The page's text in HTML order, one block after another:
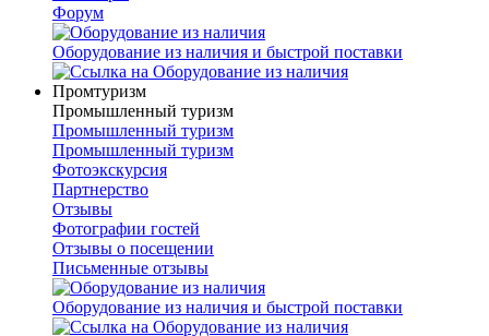
Форум
Оборудование из наличия и быстрой поставки
Промтуризм
Промышленный туризм
Промышленный туризм
Промышленный туризм
Фотоэкскурсия
Партнерство
Отзывы
Фотографии гостей
Отзывы о посещении
Письменные отзывы
Оборудование из наличия и быстрой поставки